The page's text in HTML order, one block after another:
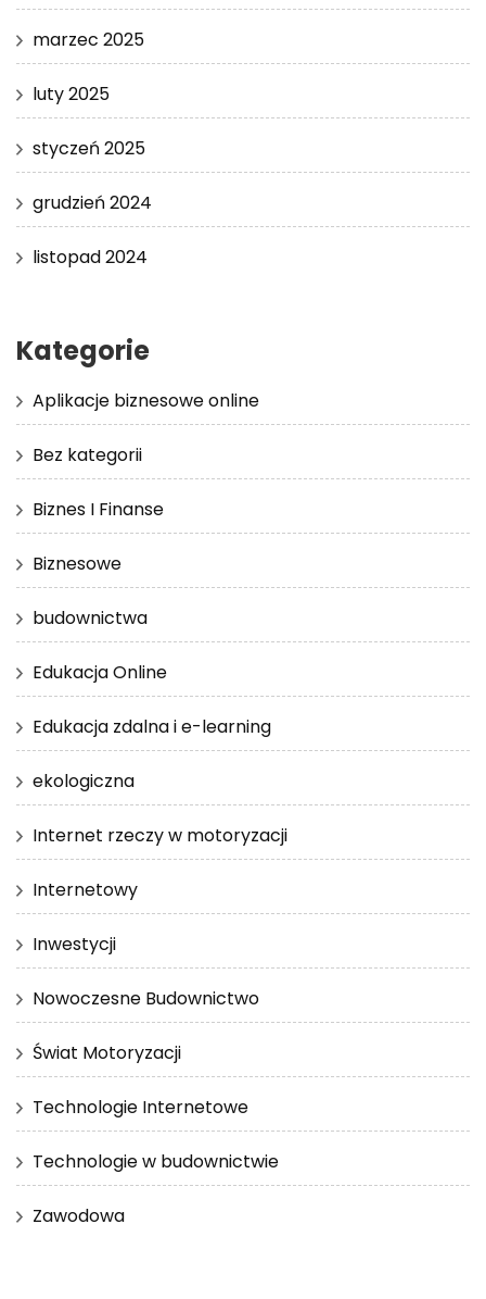
marzec 2025
luty 2025
styczeń 2025
grudzień 2024
listopad 2024
Kategorie
Aplikacje biznesowe online
Bez kategorii
Biznes I Finanse
Biznesowe
budownictwa
Edukacja Online
Edukacja zdalna i e-learning
ekologiczna
Internet rzeczy w motoryzacji
Internetowy
Inwestycji
Nowoczesne Budownictwo
Świat Motoryzacji
Technologie Internetowe
Technologie w budownictwie
Zawodowa